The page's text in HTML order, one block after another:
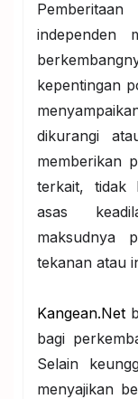
independen
kepentingan
dikurangi
memberikan
terkait, tidak
asas
maksudnya
tekanan atau
Kangean.Net
bagi
Selain
menyajikan